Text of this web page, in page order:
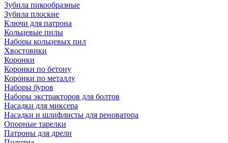
Зубила пикообразные
Зубила плоские
Ключи для патрона
Кольцевые пилы
Наборы кольцевых пил
Хвостовики
Коронки
Коронки по бетону
Коронки по металлу
Наборы буров
Наборы экстракторов для болтов
Насадки для миксера
Насадки и шлифлисты для реноватора
Опорные тарелки
Патроны для дрели